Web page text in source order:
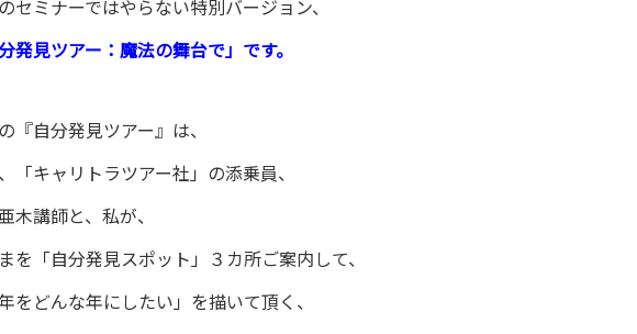
セミナーではやらない特別バージョン、
分発見ツアー：魔法の舞台で」です。
『自分発見ツアー』は、
「キャリトラツアー社」の添乗員、
木講師と、私が、
を「自分発見スポット」３カ所ご案内して、
年をどんな年にしたい」を描いて頂く、